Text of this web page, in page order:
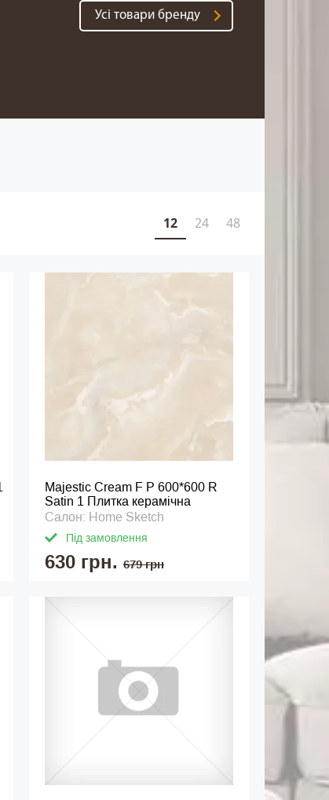
Усі товари бренду
12 24 48
Majestic Cream F P 600*600 R
Satin 1 Плитка керамічна
Салон: Home Sketch
Під замовлення
630 грн. 679 грн